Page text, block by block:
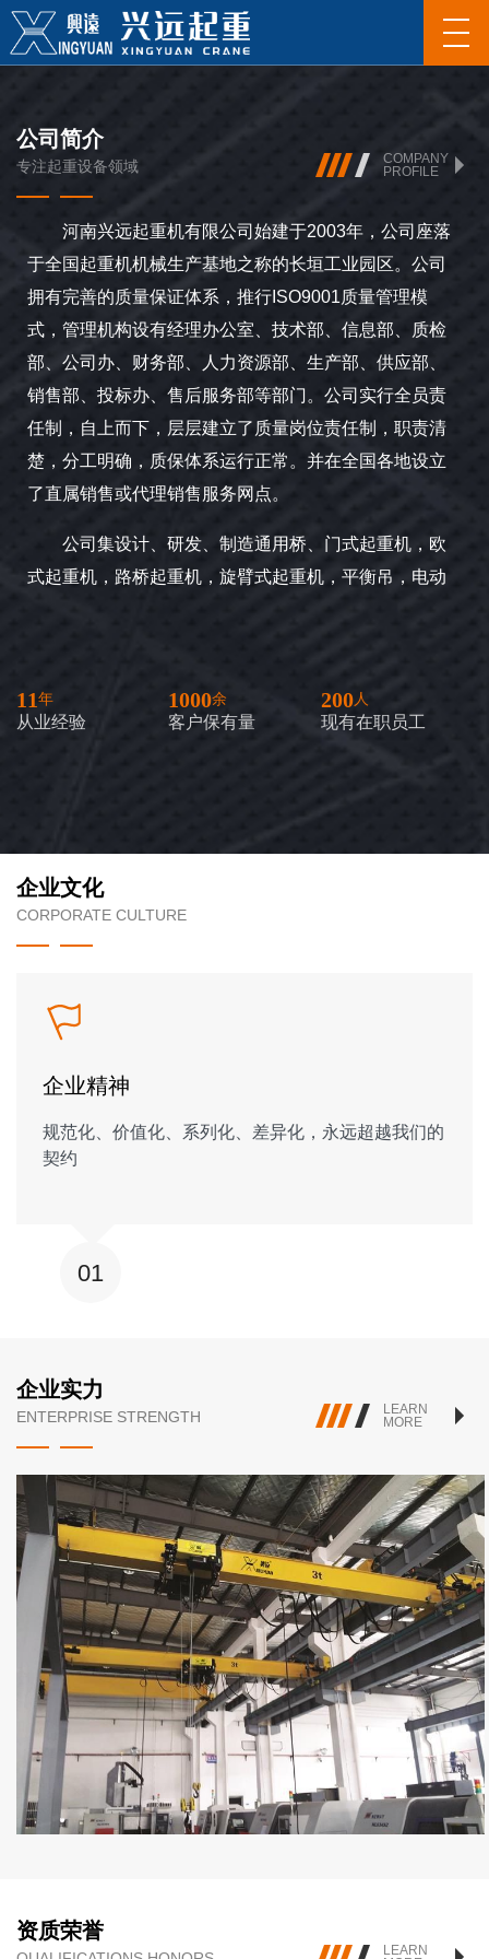
公司简介
专注起重设备领域
COMPANY
PROFILE
河南兴远起重机有限公司始建于2003年，公司座落
于全国起重机机械生产基地之称的长垣工业园区。公司
拥有完善的质量保证体系，推行ISO9001质量管理模
式，管理机构设有经理办公室、技术部、信息部、质检
部、公司办、财务部、人力资源部、生产部、供应部、
销售部、投标办、售后服务部等部门。公司实行全员责
任制，自上而下，层层建立了质量岗位责任制，职责清
楚，分工明确，质保体系运行正常。并在全国各地设立
了直属销售或代理销售服务网点。
公司集设计、研发、制造通用桥、门式起重机，欧
式起重机，路桥起重机，旋臂式起重机，平衡吊，电动
多年来，凭借严格管理制度、雄厚技术力量和多项
生产设备，依着“以管理兴企业，以质量闯市场，以信誉
的“兴远”人愿与您携手并肩、共同驾驭市场经济的巨轮，
在新世界的曙光中斩浪前进，搏击远航！
11
从业经验
1000
客户保有量
200
现有在职员工
企业文化
CORPORATE CULTURE
企业精神
规范化、价值化、系列化、差异化，永远超越我们的
契约
01
企业实力
ENTERPRISE STRENGTH
LEARN
MORE
资质荣誉
LEARN